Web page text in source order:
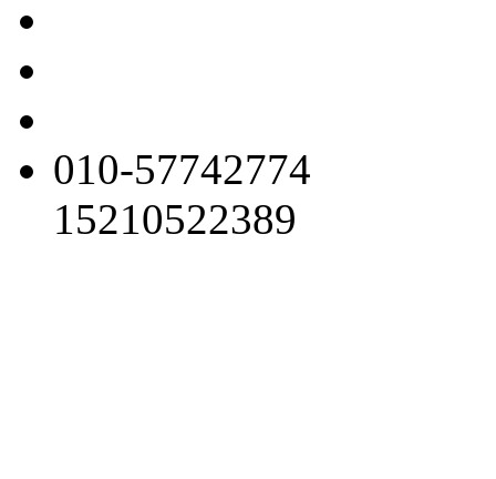
010-57742774
15210522389